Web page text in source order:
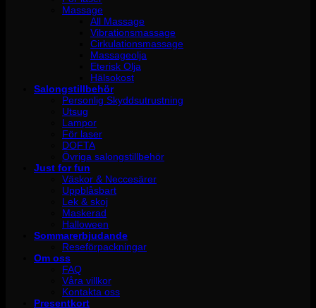
Massage
All Massage
Vibrationsmassage
Cirkulationsmassage
Massageolja
Eterisk Olja
Hälsokost
Salongstillbehör
Personlig Skyddsutrustning
Utsug
Lampor
För laser
DOFTA
Övriga salongstillbehör
Just for fun
Väskor & Neccesärer
Uppblåsbart
Lek & skoj
Maskerad
Halloween
Sommarerbjudande
Reseförpackningar
Om oss
FAQ
Våra villkor
Kontakta oss
Presentkort